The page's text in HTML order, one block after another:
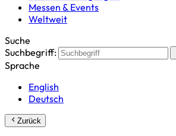
Messen & Events
Weltweit
Suche
Suchbegriff:
Sprache
English
Deutsch
Zurück